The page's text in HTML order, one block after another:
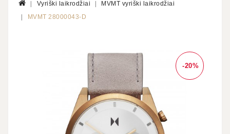
Vyriški laikrodžiai
MVMT vyriški laikrodžiai
MVMT 28000043-D
-20%